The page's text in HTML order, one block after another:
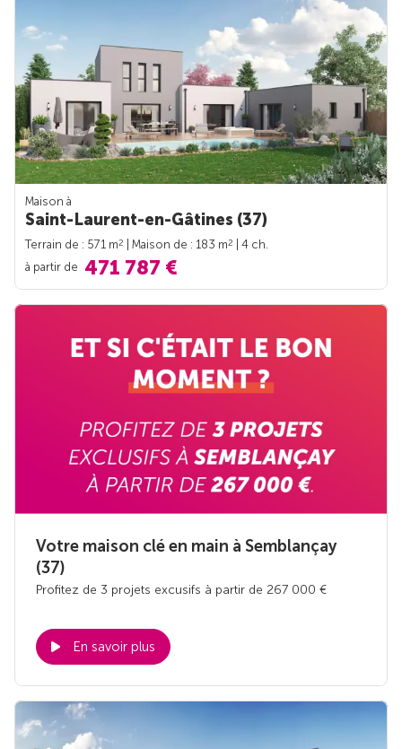
Maison à
Saint-Laurent-en-Gâtines (37)
Terrain de : 571 m2 | Maison de : 183 m2
| 4 ch.
à partir de 471 787 €
Votre maison clé en main à Semblançay
(37)
Profitez de 3 projets excusifs à partir de 267 000 €
En savoir plus